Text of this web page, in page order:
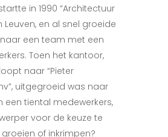
in 1990 “Architectuur
Leuven, en al snel groeide
een team met een
Toen het kantoor,
naar “Pieter
uitgegroeid was naar
een tiental medewerkers,
voor de keuze te
of inkrimpen?